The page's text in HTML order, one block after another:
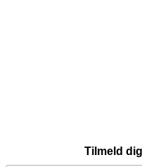
Tilmeld